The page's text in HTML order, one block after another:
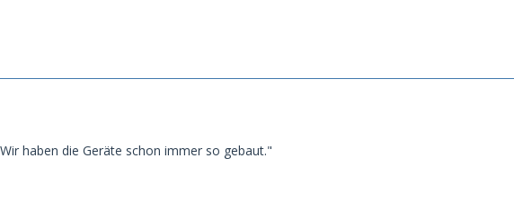
haben die Geräte schon immer so gebaut."